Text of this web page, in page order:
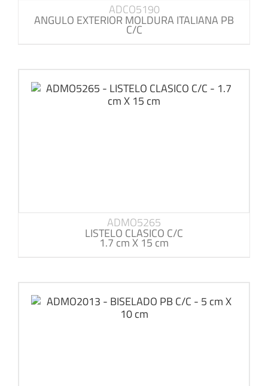
ADCO5190
ANGULO EXTERIOR MOLDURA ITALIANA PB
C/C
ADMO5265
LISTELO CLASICO C/C
1.7 cm X 15 cm